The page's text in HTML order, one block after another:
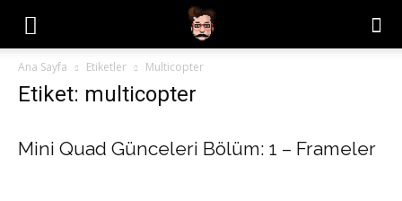
Ana Sayfa Etiketler Multicopter
Etiket: multicopter
Mini Quad Günceleri Bölüm: 1 – Frameler